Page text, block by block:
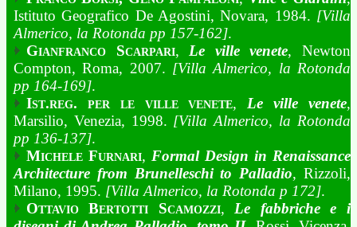
Istituto Geografico De Agostini, Novara, 1984. [Villa
Almerico, la Rotonda pp 157-162].
Gianfranco Scarpari,Le ville venete, Newton
Compton, Roma, 2007. [Villa Almerico, la Rotonda
pp 164-169].
Ist.reg. per le ville venete,Le ville venete,
Marsilio, Venezia, 1998. [Villa Almerico, la Rotonda
pp 136-137].
Michele Furnari, Formal Design in Renaissance
Architecture from Brunelleschi to Palladio, Rizzoli,
Milano, 1995. [Villa Almerico, la Rotonda p 172].
Ottavio Bertotti Scamozzi,Le fabbriche e i